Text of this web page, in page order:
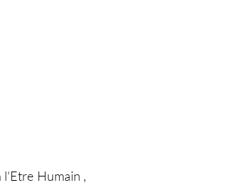
l'Etre Humain ,